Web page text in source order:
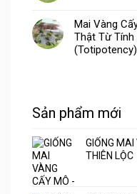
Mai Vàng
Thật Từ Tính
(Totipotency)
Sản phẩm mới
GIỐNG
THIÊN LỘC